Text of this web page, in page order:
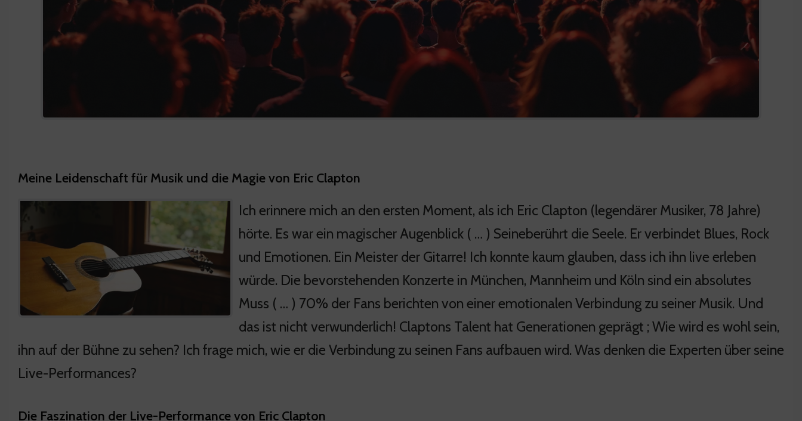
Meine Leidenschaft für Musik und die Magie von Eric Clapton
Ich erinnere mich an den ersten Moment, als ich Eric Clapton (legendärer Musiker, 78 Jahre)
hörte. Es war ein magischer Augenblick ( … ) Seineberührt die Seele. Er verbindet Blues, Rock
und Emotionen. Ein Meister der Gitarre! Ich konnte kaum glauben, dass ich ihn live erleben
würde. Die bevorstehenden Konzerte in München, Mannheim und Köln sind ein absolutes
Muss ( … ) 70% der Fans berichten von einer emotionalen Verbindung zu seiner Musik. Und
das ist nicht verwunderlich! Claptons Talent hat Generationen geprägt ; Wie wird es wohl sein,
ihn auf der Bühne zu sehen? Ich frage mich, wie er die Verbindung zu seinen Fans aufbauen wird. Was denken die Experten über seine
Live-Performances?
Die Faszination der Live-Performance von Eric Clapton